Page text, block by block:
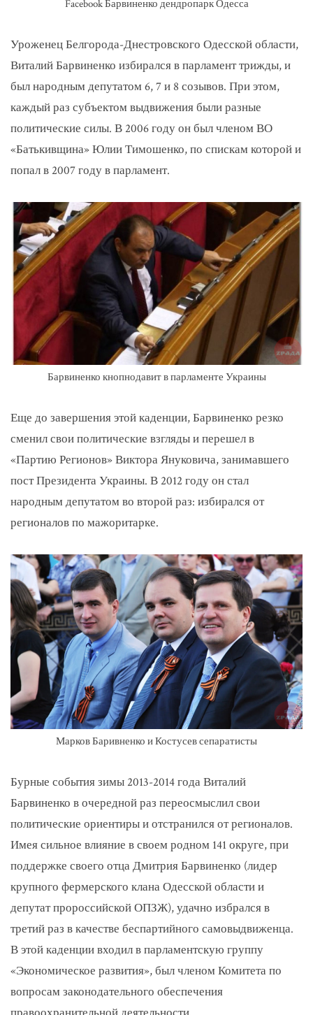
Facebook Барвиненко дендропарк Одесса
Уроженец Белгорода-Днестровского Одесской области,
Виталий Барвиненко избирался в парламент трижды, и
был народным депутатом 6, 7 и 8 созывов. При этом,
каждый раз субъектом выдвижения были разные
политические силы. В 2006 году он был членом ВО
«Батькивщина» Юлии Тимошенко, по спискам которой и
попал в 2007 году в парламент.
Барвиненко кнопнодавит в парламенте Украины
Еще до завершения этой каденции, Барвиненко резко
сменил свои политические взгляды и перешел в
«Партию Регионов» Виктора Януковича, занимавшего
пост Президента Украины. В 2012 году он стал
народным депутатом во второй раз: избирался от
регионалов по мажоритарке.
Марков Баривненко и Костусев сепаратисты
Бурные события зимы 2013-2014 года Виталий
Барвиненко в очередной раз переосмыслил свои
политические ориентиры и отстранился от регионалов.
Имея сильное влияние в своем родном 141 округе, при
поддержке своего отца Дмитрия Барвиненко (лидер
крупного фермерского клана Одесской области и
депутат пророссийской ОПЗЖ), удачно избрался в
третий раз в качестве беспартийного самовыдвиженца.
В этой каденции входил в парламентскую группу
«Экономическое развития», был членом Комитета по
вопросам законодательного обеспечения